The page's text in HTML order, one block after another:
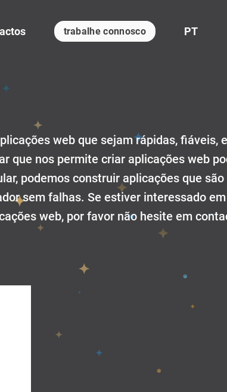
trabalhe connosco PT
web que sejam rápidas, fiáveis,
que nos permite criar aplicações web
podemos construir aplicações que
sem falhas. Se estiver interessado
web, por favor não hesite em